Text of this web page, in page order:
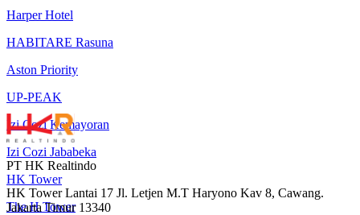
Harper Hotel
HABITARE Rasuna
Aston Priority
UP-PEAK
Izi Cozi Kemayoran
Izi Cozi Jababeka
HK Tower
The H Tower
PT HK Realtindo
HK Tower Lantai 17 Jl. Letjen M.T Haryono Kav 8, Cawang.
Jakarta Timur 13340